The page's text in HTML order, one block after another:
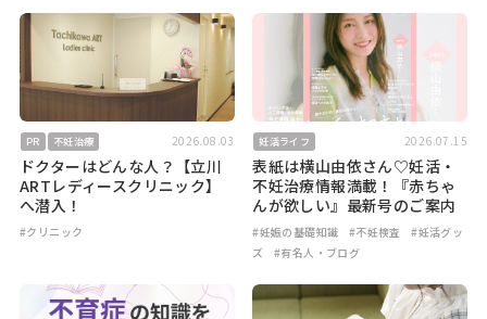
PR 不妊治療 2026.08.03
ドクターはどんな人？【立川
ARTレディースクリニック】
へ潜入！
#クリニック
妊活ライフ 2026.07.15
表紙は横山由依さん♡妊活・
不妊治療情報満載！『赤ちゃ
んが欲しい』最新号のご案内
#妊娠の基礎知識 #不妊検査
#妊活グッ
ズ
#有名人・ブログ